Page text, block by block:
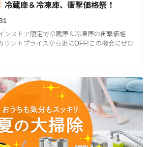
冷蔵庫＆冷凍庫、衝撃価格祭！
ンストア限定で冷蔵庫＆冷凍庫の衝撃価格
ウントプライスから更にOFF!この機会にぜひ